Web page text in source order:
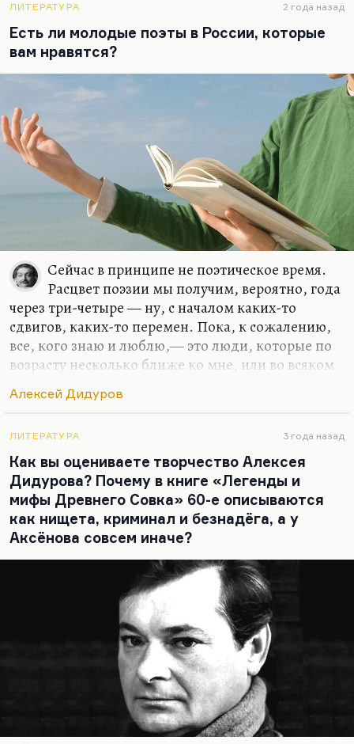
такую изнанку МДП. Он все равно умел даже этой
руганью стимулировать, потому что было
чувство, что ты можешь лучше, возникало
чувство, что ты просто по лености не реализуешь
полностью свой гигантский потенциал. Всегда
было ощущение, что Дидуров ждет от тебя
свершений. И вот так, по-моему, надо ругать.
Я,…
ЛИТЕРАТУРА 2 года назад
Есть ли молодые поэты в России, которые
вам нравятся?
Сейчас в принципе не поэтическое время.
Расцвет поэзии мы получим, вероятно, года
через три-четыре — ну, с началом каких-то
сдвигов, каких-то перемен. Пока, к сожалению,
все, кого знаю и люблю,— это люди, которые по
возрасту несколько ближе ко мне, или во всяком
Молодые поэты живут сейчас своей жизнью, они
бытования поэзии довольно резко изменились.
Сейчас это уже не ЛИТО и не литстудии, а это
слэмы, которые продолжают, кстати, оставаться
замечательным способом выявления талантливой
молодёжи. Это клубы ночные или, так сказать,
дневные, поскромнее. Но ничего подобного
замечательному клубу Алексея Дидурова…
Алексей Дидуров
ЛИТЕРАТУРА 3 года назад
Как вы оцениваете творчество Алексея
Дидурова? Почему в книге «Легенды и
мифы Древнего Совка» 60-е описываются
как нищета, криминал и безнадёга, а у
Аксёнова совсем иначе?